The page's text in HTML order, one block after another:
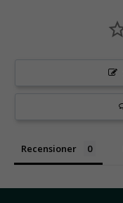
Recensioner